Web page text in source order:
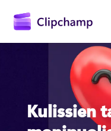
Kulissien